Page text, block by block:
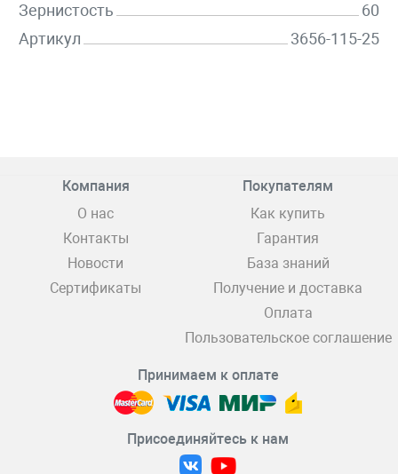
Зернистость
60
Артикул
3656-115-25
Компания
О нас
Контакты
Новости
Сертификаты
Покупателям
Как купить
Гарантия
База знаний
Получение и доставка
Оплата
Пользовательское соглашение
Принимаем к оплате
Присоединяйтесь к нам